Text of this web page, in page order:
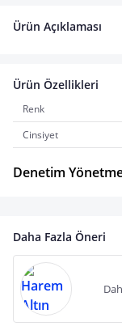
Ürün Açıklaması
Ürün Özellikleri
Renk
Cinsiyet
Denetim
Daha Fazla Öneri